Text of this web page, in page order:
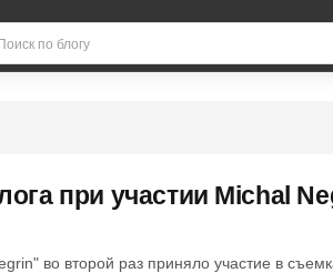
при участии Michal
во второй раз приняло участие в